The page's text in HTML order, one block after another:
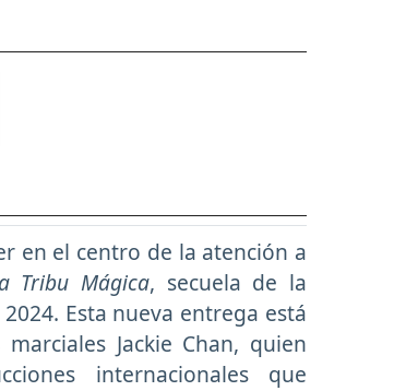
en el centro de la atención a
Tribu Mágica, secuela de la
Esta nueva entrega está
Jackie Chan, quien
internacionales que